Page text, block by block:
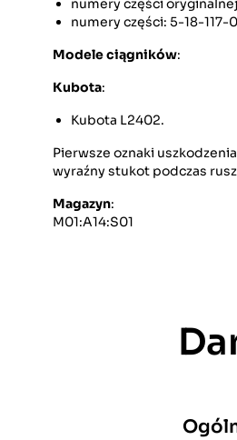
numery części
numery części: 5-18-117-
Modele ciągników:
Kubota:
Kubota L2402.
Pierwsze oznaki
wyraźny stukot podczas
Magazyn:
M01:A14:S01